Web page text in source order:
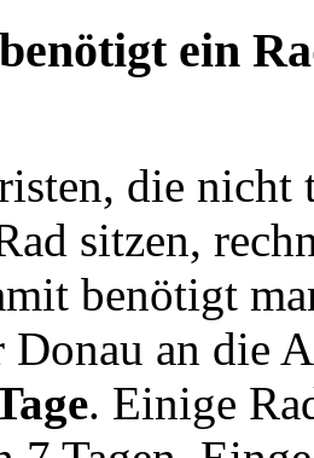
ein
die
sitzen,
benötigt
Donau an die
. Einige